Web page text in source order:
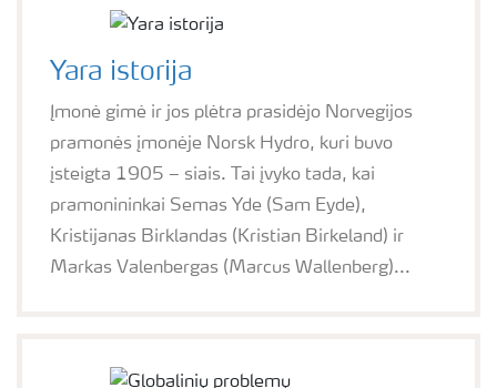
Yara istorija
Įmonė gimė ir jos plėtra prasidėjo Norvegijos
pramonės įmonėje Norsk Hydro, kuri buvo
įsteigta 1905 – siais. Tai įvyko tada, kai
pramonininkai Semas Yde (Sam Eyde),
Kristijanas Birklandas (Kristian Birkeland) ir
Markas Valenbergas (Marcus Wallenberg)...